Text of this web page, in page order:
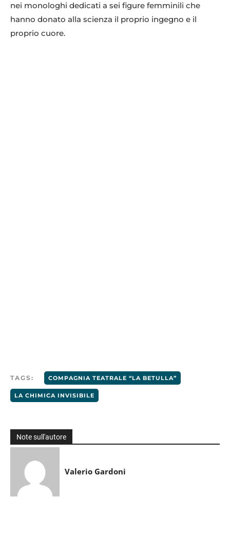
nei monologhi dedicati a sei figure femminili che
hanno donato alla scienza il proprio ingegno e il
proprio cuore.
TAGS: COMPAGNIA TEATRALE “LA BETULLA”
LA CHIMICA INVISIBILE
Note sull'autore
Valerio Gardoni